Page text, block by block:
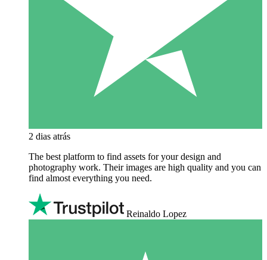
2 dias atrás
The best platform to find assets for your design and
photography work. Their images are high quality and you can
find almost everything you need.
Reinaldo Lopez